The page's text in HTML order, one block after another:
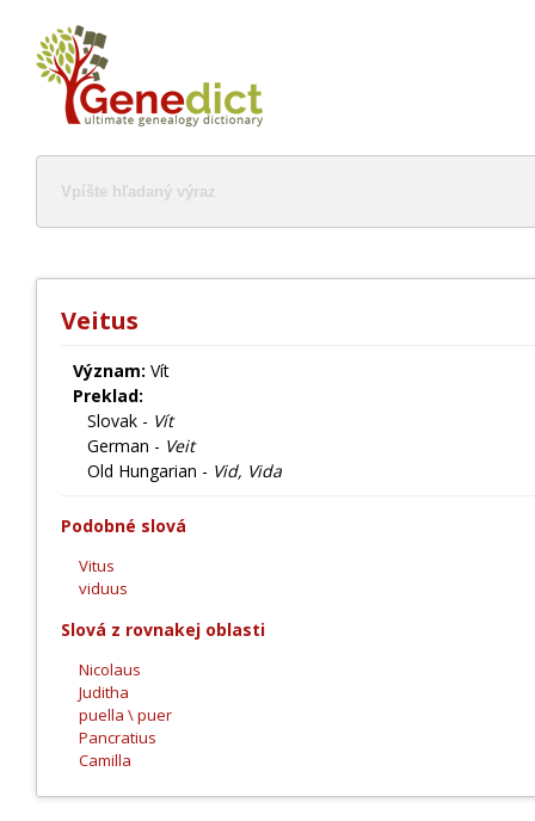
Veitus
Význam: Vít
Preklad:
Slovak - Vít
German - Veit
Old Hungarian - Vid, Vida
Podobné slová
Vitus
viduus
Slová z rovnakej oblasti
Nicolaus
Juditha
puella \ puer
Pancratius
Camilla